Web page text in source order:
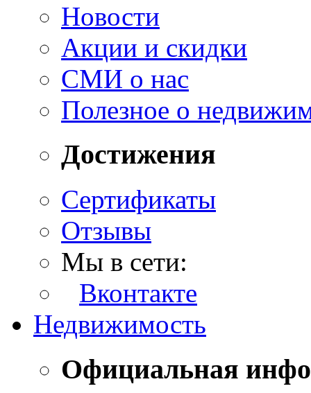
Новости
Акции и скидки
СМИ о нас
Полезное о
Достижения
Сертификаты
Отзывы
Мы в сети:
Вконтакте
Недвижимость
Официальная